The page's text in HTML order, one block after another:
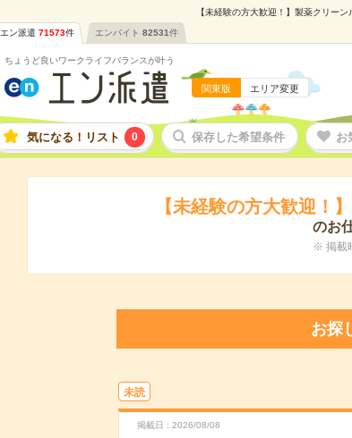
【未経験の方大歓迎！】製薬クリー
エン派遣 71573件 エンバイト 82531件
ちょうど良いワークライフバランスが叶う
関東版 エリア変更
気になる！リスト 0 保存した希望条件 お
【未経験の方大歓迎！
のお
※ 掲載
お探
未読
掲載日 2026/08/08